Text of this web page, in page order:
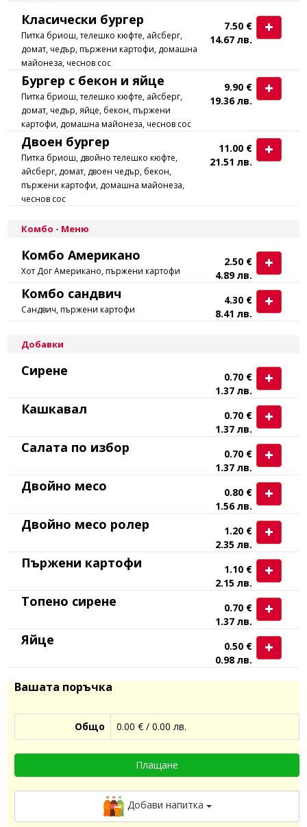
Класически бургер
Питка бриош, телешко кюфте, айсберг,
домат, чедър, пържени картофи, домашна
майонеза, чеснов сос
7.50 €
14.67 лв.
Бургер с бекон и яйце
Питка бриош, телешко кюфте, айсберг,
домат, чедър, яйце, бекон, пържени
картофи, домашна майонеза, чеснов сос
9.90 €
19.36 лв.
Двоен бургер
Питка бриош, двойно телешко кюфте,
айсберг, домат, двоен чедър, бекон,
пържени картофи, домашна майонеза,
чеснов сос
11.00 €
21.51 лв.
Комбо - Меню
Комбо Американо
Хот Дог Американо, пържени картофи
2.50 €
4.89 лв.
Комбо сандвич
Сандвич, пържени картофи
4.30 €
8.41 лв.
Добавки
Сирене
0.70 €
1.37 лв.
Кашкавал
0.70 €
1.37 лв.
Салата по избор
0.70 €
1.37 лв.
Двойно месо
0.80 €
1.56 лв.
Двойно месо ролер
1.20 €
2.35 лв.
Пържени картофи
1.10 €
2.15 лв.
Топено сирене
0.70 €
1.37 лв.
Яйце
0.50 €
0.98 лв.
Вашата поръчка
Общо 0.00 € / 0.00 лв.
Плащане
Добави напитка